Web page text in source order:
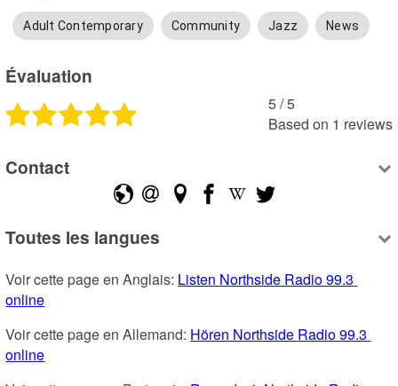
Adult Contemporary Community Jazz News
Évaluation
5 /5
Based on 1 reviews
Contact
Toutes les langues
Voir cette page en Anglais: Listen Northside Radio 99.3
online
Voir cette page en Allemand: Hören Northside Radio 99.3
online